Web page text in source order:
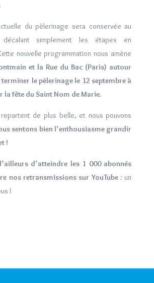
du pèlerinage sera conservée au
décalant simplement les étapes en
nouvelle programmation nous amène
et la Rue du Bac (Paris) autour
terminer le pèlerinage le 12 septembre à
la fête du Saint Nom de Marie.
de plus belle, et nous pouvons
sentons bien l’enthousiasme grandir
!
d’atteindre les 1 000 abonnés
nos retransmissions sur YouTube: un
!